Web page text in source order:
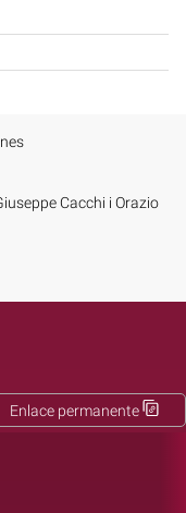
Cacchi i Orazio
Enlace permanente